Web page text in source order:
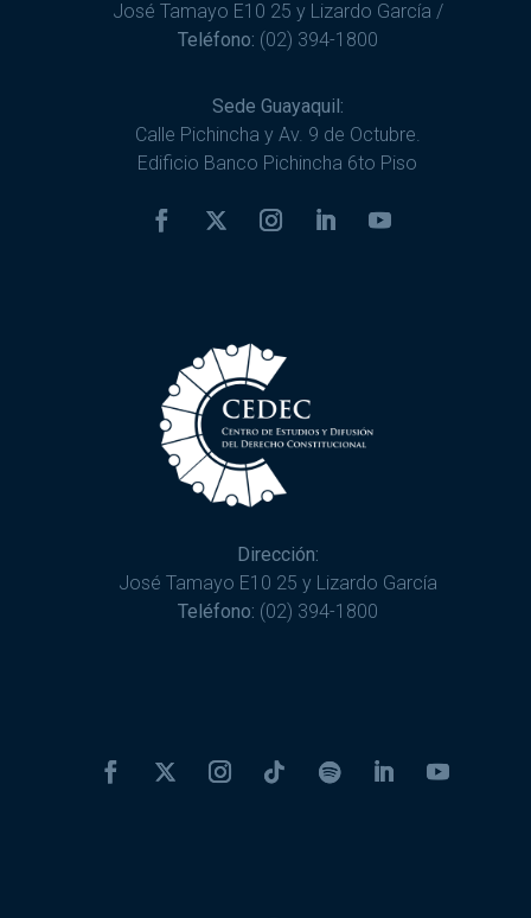
José Tamayo E10 25 y Lizardo García /
Teléfono: (02) 394-1800
Sede Guayaquil:
Calle Pichincha y Av. 9 de Octubre.
Edificio Banco Pichincha 6to Piso
Dirección:
José Tamayo E10 25 y Lizardo García
Teléfono: (02) 394-1800